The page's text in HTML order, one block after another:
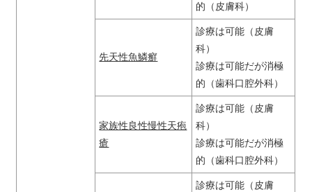
的（皮膚科）
先天性魚鱗癬
診療は可能（皮膚
科）
診療は可能だが消極
的（歯科口腔外科）
家族性良性慢性天疱
瘡
診療は可能（皮膚
科）
診療は可能だが消極
的（歯科口腔外科）
診療は可能（皮膚